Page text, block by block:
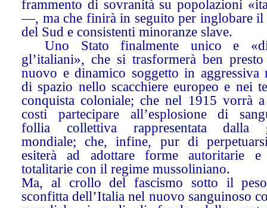
frammento di sovranità su popolazioni
—, ma che finirà in seguito per inglobare
del Sud e consistenti minoranze slave.
Uno Stato finalmente unico e
gl’italiani», che si trasformerà ben
nuovo e dinamico soggetto in aggressiva
di spazio nello scacchiere europeo e nei
conquista coloniale; che nel 1915 vorrà
costi partecipare all’esplosione di
follia collettiva rappresentata dalla
mondiale; che, infine, pur di
esiterà ad adottare forme autoritarie e
totalitarie con il regime mussoliniano.
Ma, al crollo del fascismo sotto il
sconfitta dell’Italia nel nuovo sanguinoso